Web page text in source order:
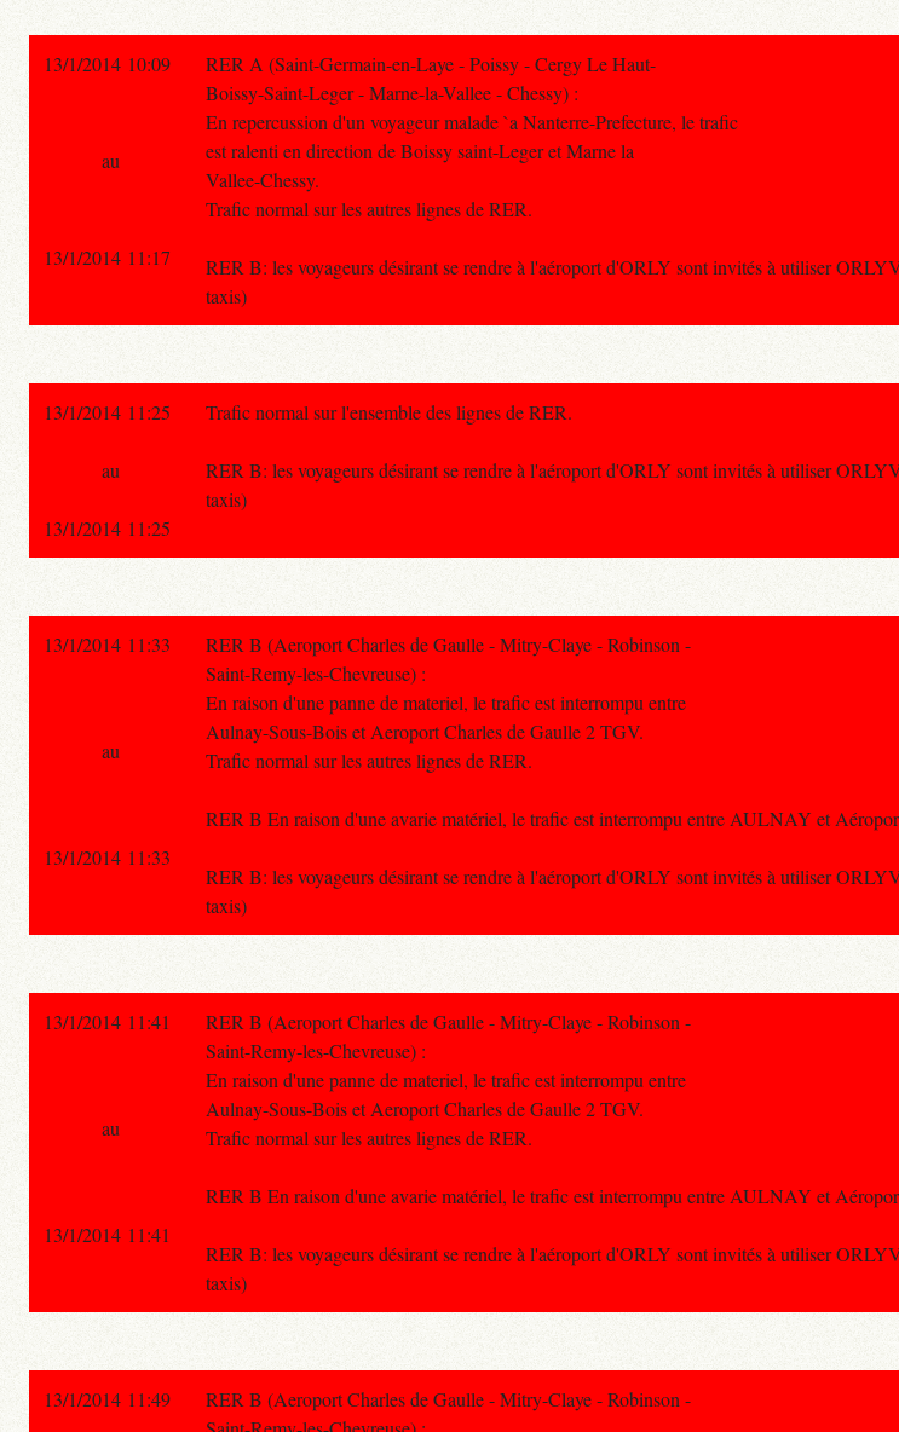
13/1/2014 10:09
RER A (Saint-Germain-en-Laye - Poissy - Cergy Le Haut-
Boissy-Saint-Leger - Marne-la-Vallee - Chessy) :
En repercussion d'un voyageur malade `a Nanterre-Prefecture, le trafic
est ralenti en direction de Boissy saint-Leger et Marne la
Vallee-Chessy.
Trafic normal sur les autres lignes de RER.
RER B: les voyageurs désirant se rendre à l'aéroport d'ORLY sont invités à utiliser
taxis)
au
13/1/2014 11:17
13/1/2014 11:25 Trafic normal sur l'ensemble des lignes de RER.
RER B: les voyageurs désirant se rendre à l'aéroport d'ORLY sont invités à utiliser
taxis)
au
13/1/2014 11:25
13/1/2014 11:33
RER B (Aeroport Charles de Gaulle - Mitry-Claye - Robinson -
Saint-Remy-les-Chevreuse) :
En raison d'une panne de materiel, le trafic est interrompu entre
Aulnay-Sous-Bois et Aeroport Charles de Gaulle 2 TGV.
Trafic normal sur les autres lignes de RER.
RER B En raison d'une avarie matériel, le trafic est interrompu entre AULNAY et
RER B: les voyageurs désirant se rendre à l'aéroport d'ORLY sont invités à utiliser
taxis)
au
13/1/2014 11:33
13/1/2014 11:41
RER B (Aeroport Charles de Gaulle - Mitry-Claye - Robinson -
Saint-Remy-les-Chevreuse) :
En raison d'une panne de materiel, le trafic est interrompu entre
Aulnay-Sous-Bois et Aeroport Charles de Gaulle 2 TGV.
Trafic normal sur les autres lignes de RER.
RER B En raison d'une avarie matériel, le trafic est interrompu entre AULNAY et
RER B: les voyageurs désirant se rendre à l'aéroport d'ORLY sont invités à utiliser
taxis)
au
13/1/2014 11:41
13/1/2014 11:49
RER B (Aeroport Charles de Gaulle - Mitry-Claye - Robinson -